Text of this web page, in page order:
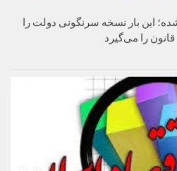
این بار نسخه سرنگونی دولت را
را می‌گیرد